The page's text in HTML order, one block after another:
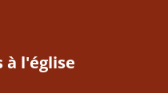
à l'église